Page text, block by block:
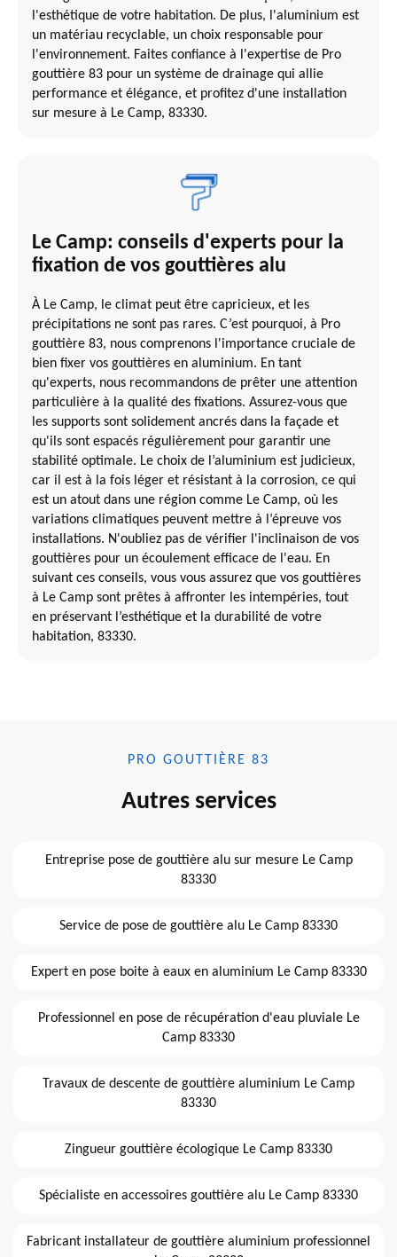
l'esthétique de votre habitation. De plus, l'aluminium est
un matériau recyclable, un choix responsable pour
l'environnement. Faites confiance à l'expertise de Pro
gouttière 83 pour un système de drainage qui allie
performance et élégance, et profitez d'une installation
sur mesure à Le Camp, 83330.
Le Camp: conseils d'experts pour la
fixation de vos gouttières alu
À Le Camp, le climat peut être capricieux, et les
précipitations ne sont pas rares. C’est pourquoi, à Pro
gouttière 83, nous comprenons l'importance cruciale de
bien fixer vos gouttières en aluminium. En tant
qu'experts, nous recommandons de prêter une attention
particulière à la qualité des fixations. Assurez-vous que
les supports sont solidement ancrés dans la façade et
qu'ils sont espacés régulièrement pour garantir une
stabilité optimale. Le choix de l’aluminium est judicieux,
car il est à la fois léger et résistant à la corrosion, ce qui
est un atout dans une région comme Le Camp, où les
variations climatiques peuvent mettre à l’épreuve vos
installations. N'oubliez pas de vérifier l'inclinaison de vos
gouttières pour un écoulement efficace de l'eau. En
suivant ces conseils, vous vous assurez que vos gouttières
à Le Camp sont prêtes à affronter les intempéries, tout
en préservant l’esthétique et la durabilité de votre
habitation, 83330.
PRO GOUTTIÈRE 83
Autres services
Entreprise pose de gouttière alu sur mesure Le Camp
83330
Service de pose de gouttière alu Le Camp 83330
Expert en pose boite à eaux en aluminium Le Camp 83330
Professionnel en pose de récupération d'eau pluviale Le
Camp 83330
Travaux de descente de gouttière aluminium Le Camp
83330
Zingueur gouttière écologique Le Camp 83330
Spécialiste en accessoires gouttière alu Le Camp 83330
Fabricant installateur de gouttière aluminium professionnel